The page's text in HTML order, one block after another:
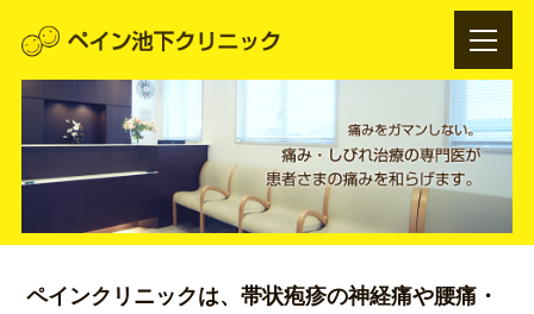
ペインクリニックは、帯状疱疹の神経痛や腰痛・